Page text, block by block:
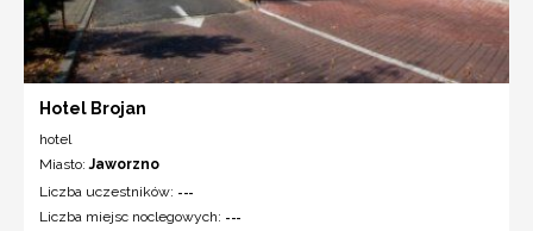
Hotel Brojan
hotel
Miasto:Jaworzno
Liczba uczestników: ---
Liczba miejsc noclegowych: ---